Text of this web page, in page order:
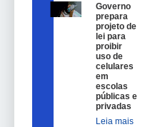
Governo
prepara
projeto de
lei para
proibir
uso de
celulares
em
escolas
públicas e
privadas
Leia mais